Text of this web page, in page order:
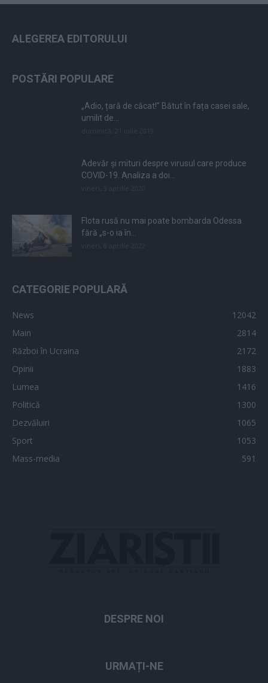
ALEGEREA EDITORULUI
POSTĂRI POPULARE
„Adio, țară de căcat!” Bătut în fața casei sale,
umilit de...
Adevăr și mituri despre virusul care produce
COVID-19. Analiza a doi...
Flota rusă nu mai poate bombarda Odessa
fără „s-o ia în...
CATEGORIE POPULARĂ
News
12042
Main
2814
Război în Ucraina
2172
Opinii
1883
Lumea
1416
Politică
1300
Dezvăluiri
1065
Sport
1053
Mass-media
591
DESPRE NOI
URMAȚI-NE